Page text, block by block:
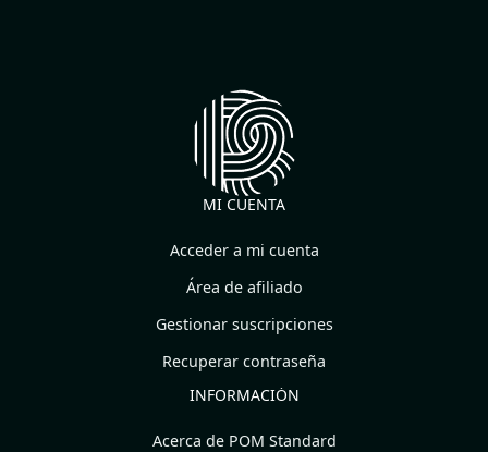
MI CUENTA
Acceder a mi cuenta
Área de afiliado
Gestionar suscripciones
Recuperar contraseña
INFORMACIÓN
Acerca de POM Standard